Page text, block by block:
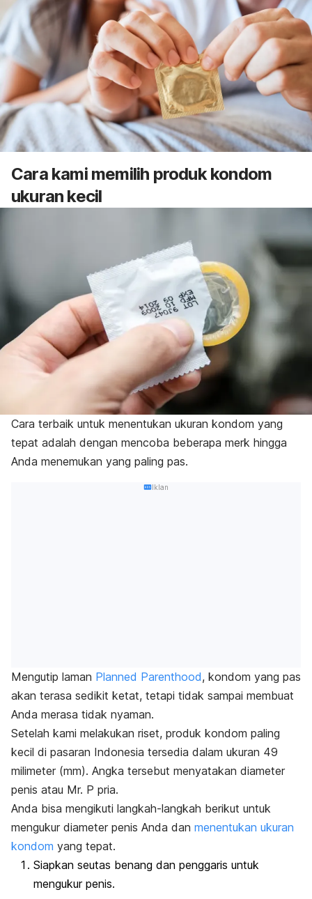
Cara kami memilih produk kondom
ukuran kecil
Cara terbaik untuk menentukan ukuran kondom yang
tepat adalah dengan mencoba beberapa merk hingga
Anda menemukan yang paling pas.
Iklan
Mengutip laman Planned Parenthood, kondom yang pas
akan terasa sedikit ketat, tetapi tidak sampai membuat
Anda merasa tidak nyaman.
Setelah kami melakukan riset, produk kondom paling
kecil di pasaran Indonesia tersedia dalam ukuran 49
milimeter (mm). Angka tersebut menyatakan diameter
penis atau Mr. P pria.
Anda bisa mengikuti langkah-langkah berikut untuk
mengukur diameter penis Anda dan menentukan ukuran
kondom yang tepat.
Siapkan seutas benang dan penggaris untuk
mengukur penis.